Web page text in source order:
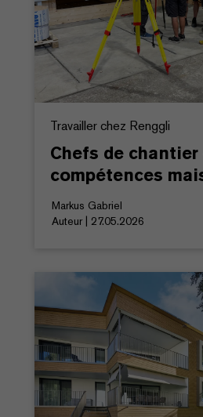
Travailler chez Renggli
Chefs de chantier
compétences
Markus Gabriel
Auteur | 27.05.2026